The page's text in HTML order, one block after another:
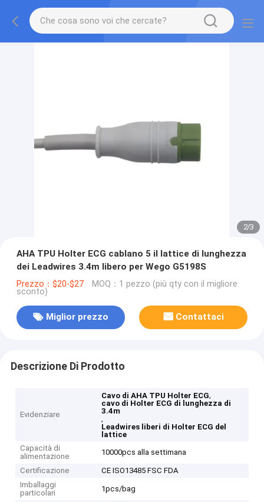
2/3
AHA TPU Holter ECG cablano 5 il lattice di lunghezza
dei Leadwires 3.4m libero per Wego G5198S
Prezzo：$20-$27 MOQ：1 pezzo (più qty con il migliore
sconto)
Miglior prezzo Contattaci
Descrizione Di Prodotto
Evidenziare
Cavo di AHA TPU Holter ECG,
cavo di Holter ECG di lunghezza di
3.4m
,
Leadwires liberi di Holter ECG del
lattice
Capacità di
alimentazione
10000pcs alla settimana
Certificazione
CE ISO13485 FSC FDA
Imballaggi
particolari
1pcs/bag